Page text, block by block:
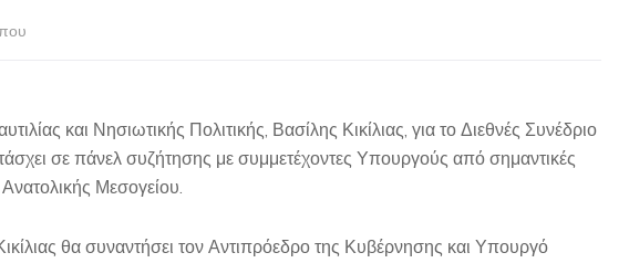
και Νησιωτικής Πολιτικής, Βασίλης Κικίλιας, για το Διεθνές Συνέδριο
σε πάνελ συζήτησης με συμμετέχοντες Υπουργούς από σημαντικές
Μεσογείου.
θα συναντήσει τον Αντιπρόεδρο της Κυβέρνησης και Υπουργό